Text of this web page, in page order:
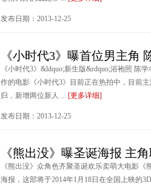
发布日期：2013-12-25
《小时代3》曝首位男主角
《小时代3》&ldquo;新生版&rdquo;浴袍照 陈
作的电影《小时代3》目前正在热拍中，目前
归，新增两位新人 ... [更多详细]
发布日期：2013-12-25
《熊出没》曝圣诞海报 主
《熊出没》众角色齐聚圣诞欢乐卖萌大电影
海报，这部将于2014年1月18日在全国上映的